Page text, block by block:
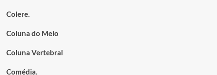
Colere.
Coluna do Meio
Coluna Vertebral
Comédia.